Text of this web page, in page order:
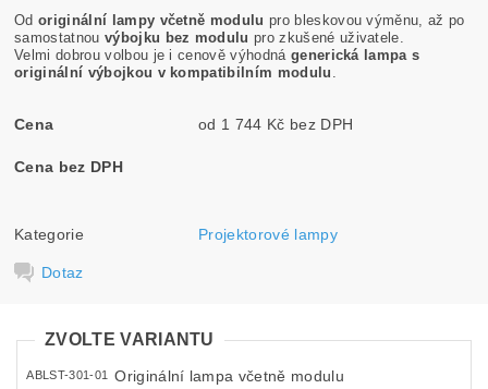
Odoriginální lampy včetně modulu pro bleskovou výměnu, až po
samostatnou výbojku bez modulu pro zkušené uživatele.
Velmi dobrou volbou je i cenově výhodná generická lampa s
originální výbojkou v kompatibilním modulu
Cena od 1 744 Kč bez DPH
Cena bez DPH
Kategorie Projektorové lampy
Dotaz
ZVOLTE VARIANTU
ABLST-301-01
Originální lampa včetně modulu